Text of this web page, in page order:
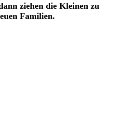
ziehen die Kleinen zu
Familien.